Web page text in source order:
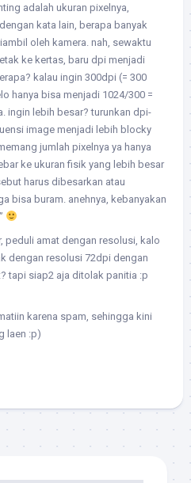
adalah ukuran pixelnya,
kata lain, berapa banyak
oleh kamera. nah, sewaktu
ke kertas, baru dpi menjadi
kalau ingin 300dpi (= 300
hanya bisa menjadi 1024/300 =
ingin lebih besar? turunkan dpi-
image menjadi lebih blocky
jumlah pixelnya ya hanya
ke ukuran fisik yang lebih besar
harus dibesarkan atau
bisa buram. anehnya, kebanyakan
peduli amat dengan resolusi, kalo
dengan resolusi 72dpi dengan
tapi siap2 aja ditolak panitia :p
karena spam, sehingga kini
laen :p)